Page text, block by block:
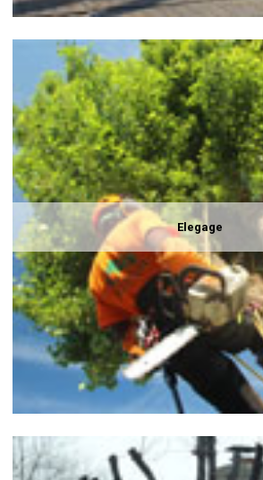
Elegage